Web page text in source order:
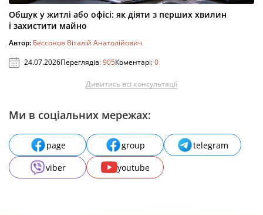
Обшук у житлі або офісі: як діяти з перших хвилин
і захистити майно
Автор: Бессонов Віталій Анатолійович
24.07.2026Переглядів:905Коментарі:0
Дивитись всі консультації
Ми в соціальних мережах:
page group
telegram
viber
youtube